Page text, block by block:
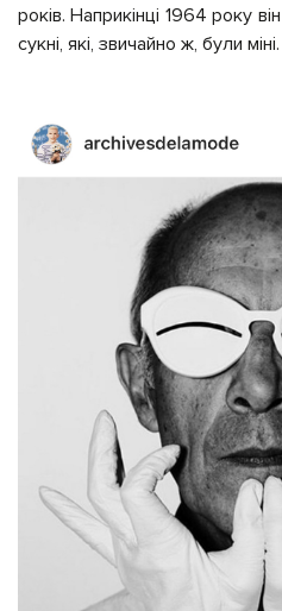
років. Наприкінці 1964 року
сукні, які, звичайно ж, були міні.